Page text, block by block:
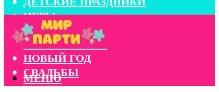
ИГРЫ
КОНКУРСЫ
КОРПОРАТИВЫ
НОВЫЙ ГОД
СВАДЬБЫ
МЕНЮ